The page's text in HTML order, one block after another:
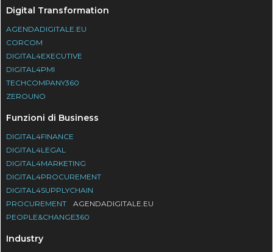
Digital Transformation
AGENDADIGITALE.EU
CORCOM
DIGITAL4EXECUTIVE
DIGITAL4PMI
TECHCOMPANY360
ZEROUNO
Funzioni di Business
DIGITAL4FINANCE
DIGITAL4LEGAL
DIGITAL4MARKETING
DIGITAL4PROCUREMENT
DIGITAL4SUPPLYCHAIN
PROCUREMENT
AGENDADIGITALE.EU
PEOPLE&CHANGE360
Industry